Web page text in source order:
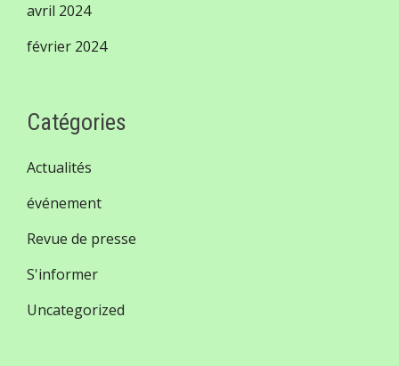
avril 2024
février 2024
Catégories
Actualités
événement
Revue de presse
S'informer
Uncategorized